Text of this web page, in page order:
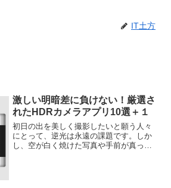
IT土方
激しい明暗差に負けない！厳選さ
れたHDRカメラアプリ10選＋１
初日の出を美しく撮影したいと願う人々
にとって、逆光は永遠の課題です。しか
し、空が白く焼けた写真や手前が真っ暗